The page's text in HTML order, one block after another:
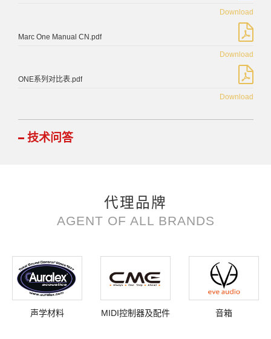
Download
Marc One Manual CN.pdf
Download
ONE系列对比表.pdf
Download
技术问答
代理品牌
AGENT OF ALL BRANDS
声学材料 MIDI控制器及配件 音箱